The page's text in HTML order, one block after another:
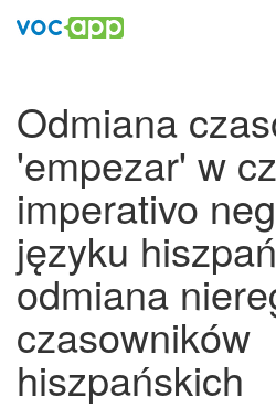
Odmiana
'empezar' w
imperativo
języku
odmiana
czasowników
hiszpańskich